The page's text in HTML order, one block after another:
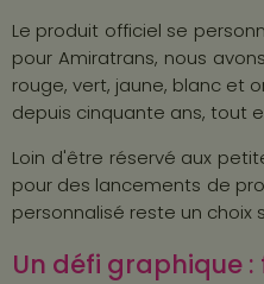
Le produit officiel se
pour Amiratrans, nous
rouge, vert, jaune, blanc et
depuis cinquante ans, tout
Loin d'être réservé aux
pour des lancements de
personnalisé reste un
Un défi graphique